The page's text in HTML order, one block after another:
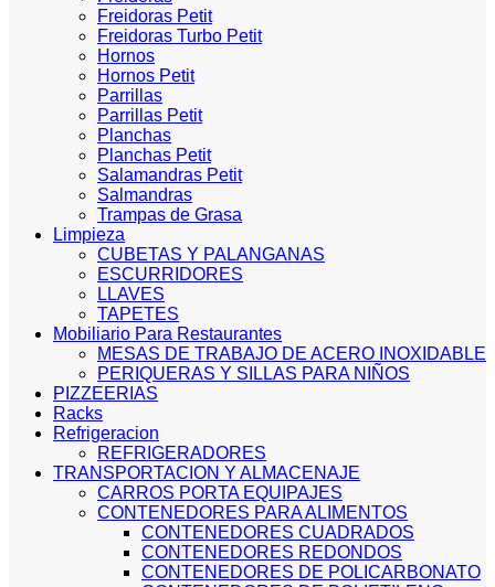
Freidoras Petit
Freidoras Turbo Petit
Hornos
Hornos Petit
Parrillas
Parrillas Petit
Planchas
Planchas Petit
Salamandras Petit
Salmandras
Trampas de Grasa
Limpieza
CUBETAS Y PALANGANAS
ESCURRIDORES
LLAVES
TAPETES
Mobiliario Para Restaurantes
MESAS DE TRABAJO DE ACERO INOXIDABLE
PERIQUERAS Y SILLAS PARA NIÑOS
PIZZEERIAS
Racks
Refrigeracion
REFRIGERADORES
TRANSPORTACION Y ALMACENAJE
CARROS PORTA EQUIPAJES
CONTENEDORES PARA ALIMENTOS
CONTENEDORES CUADRADOS
CONTENEDORES REDONDOS
CONTENEDORES DE POLICARBONATO